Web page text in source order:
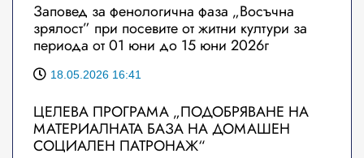
Заповед за фенологична фаза „Восъчна
зрялост” при посевите от житни култури за
периода от 01 юни до 15 юни 2026г
18.05.2026 16:41
ЦЕЛЕВА ПРОГРАМА „ПОДОБРЯВАНЕ НА
МАТЕРИАЛНАТА БАЗА НА ДОМАШЕН
СОЦИАЛЕН ПАТРОНАЖ“